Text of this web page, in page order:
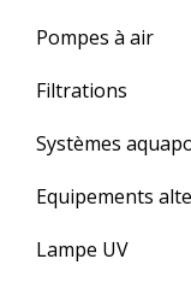
Pompes à air
Filtrations
Systèmes
Equipements
Lampe UV